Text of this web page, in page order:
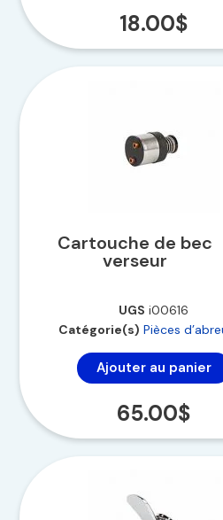
18.00$
Cartouche de bec
verseur
UGS i00616
Catégorie(s) Pièces
Ajouter au panier
65.00$